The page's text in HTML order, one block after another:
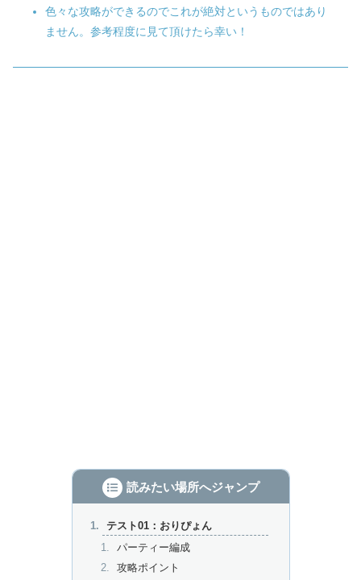
色々な攻略ができるのでこれが絶対というものではあり
ません。参考程度に見て頂けたら幸い！
読みたい場所へジャンプ
テスト01：おりぴょん
パーティー編成
攻略ポイント